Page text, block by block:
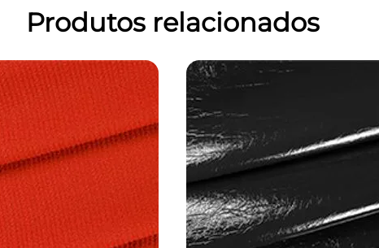
Produtos relacionados